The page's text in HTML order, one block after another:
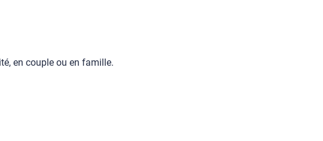
en couple ou en famille.